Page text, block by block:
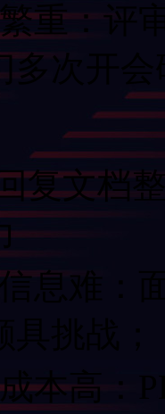
重：评
多次开
复文档
息难：
挑战；
本高：